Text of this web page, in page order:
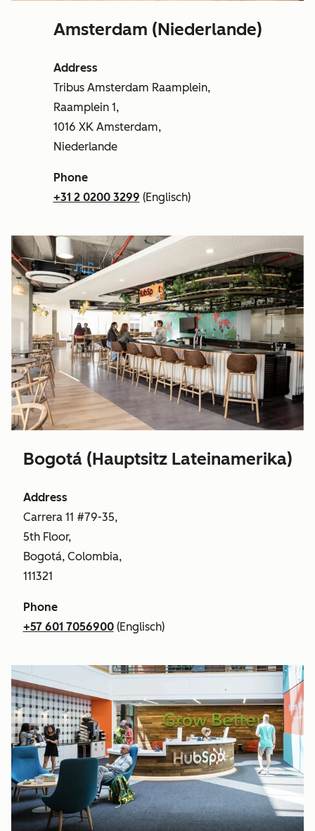
Amsterdam (Niederlande)
Address
Tribus Amsterdam Raamplein,
Raamplein 1,
1016 XK Amsterdam,
Niederlande
Phone
+31 2 0200 3299 (Englisch)
Bogotá (Hauptsitz Lateinamerika)
Address
Carrera 11 #79-35,
5th Floor,
Bogotá, Colombia,
111321
Phone
+57 601 7056900(Englisch)